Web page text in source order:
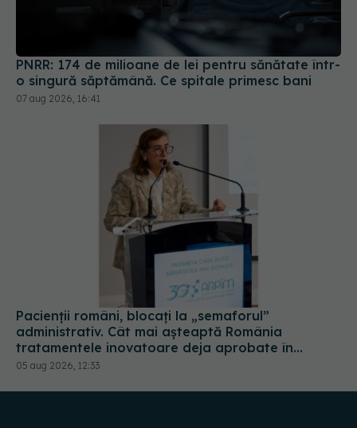
PNRR: 174 de milioane de lei pentru sănătate într-
o singură săptămână. Ce spitale primesc bani
07 aug 2026, 16:41
Pacienții români, blocați la „semaforul”
administrativ. Cât mai așteaptă România
tratamentele inovatoare deja aprobate în
Europa
05 aug 2026, 12:33